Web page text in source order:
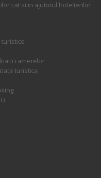
cat si in ajutorul hotelierilor
camerelor
turistica